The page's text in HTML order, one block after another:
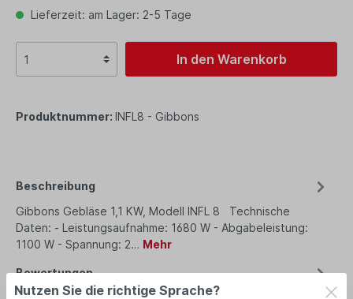
Lieferzeit: am Lager: 2-5 Tage
In den Warenkorb
Produktnummer: INFL8 - Gibbons
Beschreibung
Gibbons Gebläse 1,1 KW, Modell INFL 8 Technische
Daten: - Leistungsaufnahme: 1680 W - Abgabeleistung:
1100 W - Spannung: 2… Mehr
Bewertungen
Nutzen Sie die richtige Sprache?